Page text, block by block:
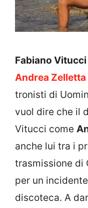
Fabiano Vitucci
Andrea Zelletta
tronisti di
vuol dire che il
Vitucci come
anche lui tra i
trasmissione di
per un
discoteca. A